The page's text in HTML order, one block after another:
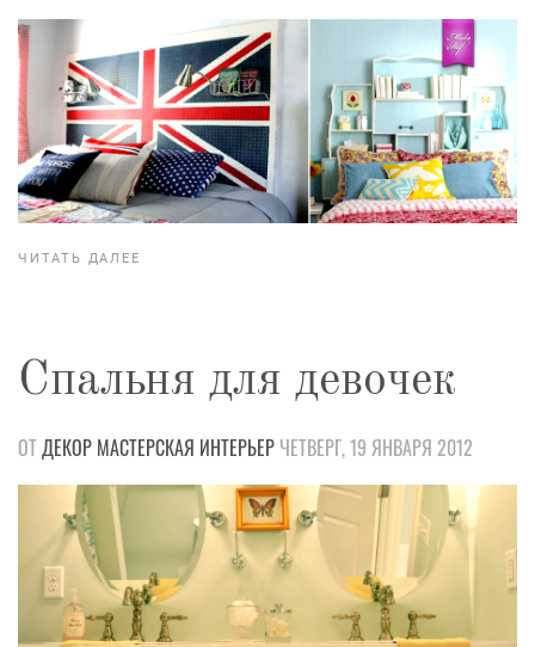
ЧИТАТЬ ДАЛЕЕ
Спальня для девочек
ОТДЕКОР МАСТЕРСКАЯ ИНТЕРЬЕР ЧЕТВЕРГ, 19 ЯНВАРЯ 2012